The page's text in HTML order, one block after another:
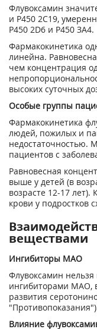
Флувоксамин
и Р450 2С19,
Р450 2D6 и Р450 ЗА4.
Фармакокинетика
линейна.
чем концентрация
высоких суточных
Особые группы
Фармакокинетика
людей, пожилых и
недостаточностью.
пациентов с
Равновесная
выше у детей (в
возрасте 12-17
крови у подростков
веществами
Ингибиторы МАО
Флувоксамин
ингибиторами МАО,
развития
Влияние